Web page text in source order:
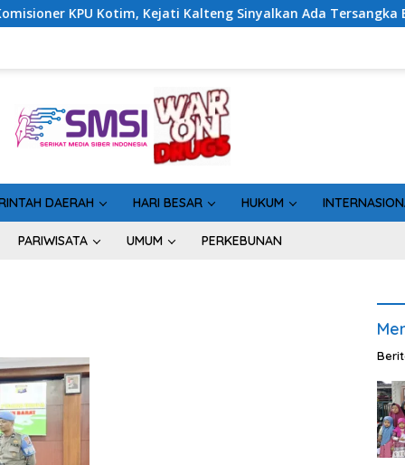
Kejati Kalteng Sinyalkan Ada Tersangka Baru di Kasus
DAERAH HARI BESAR HUKUM
PARIWISATA UMUM PERKEBUNAN